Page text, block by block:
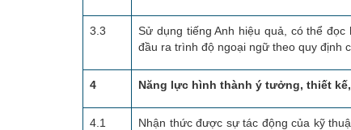
3.3
Sử dụng tiếng Anh hiệu quả, có thể
đầu ra trình độ ngoại ngữ theo quy định
4 Năng lực hình thành ý tưởng, thiết
4.1
Nhận thức được sự tác động của kỹ